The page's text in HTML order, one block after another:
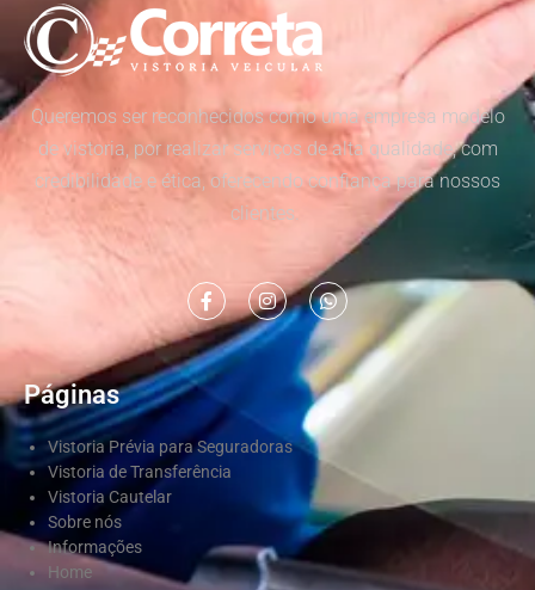
Queremos ser reconhecidos como uma empresa modelo
de vistoria, por realizar serviços de alta qualidade, com
credibilidade e ética, oferecendo confiança para nossos
clientes.
Páginas
Vistoria Prévia para Seguradoras
Vistoria de Transferência
Vistoria Cautelar
Sobre nós
Informações
Home